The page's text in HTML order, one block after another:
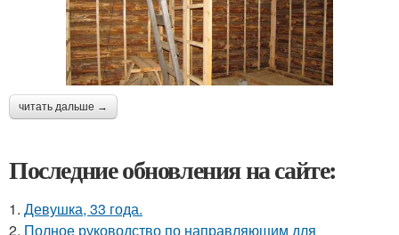
читать дальше →
Последние обновления на сайте:
1. Девушка, 33 года.
2. Полное руководство по направляющим для